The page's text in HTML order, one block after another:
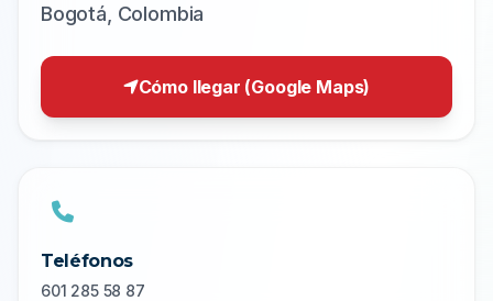
Bogotá, Colombia
Cómo llegar (Google Maps)
Teléfonos
601 285 58 87